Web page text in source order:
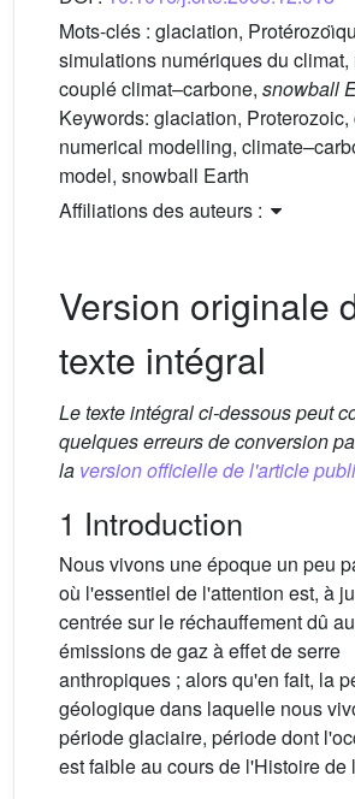
Mots-clés : glaciation,
simulations numériques du
couplé climat–carbone, snowball
Keywords: glaciation, Proterozoic,
numerical modelling,
model, snowball Earth
Affiliations des auteurs :
Version originale
texte intégral
Le texte intégral ci-dessous peut
quelques erreurs de conversion
la version officielle de l'article
1 Introduction
Nous vivons une époque un peu
où l'essentiel de l'attention est, à
centrée sur le réchauffement dû
émissions de gaz à effet de serre
anthropiques ; alors qu'en fait, la
géologique dans laquelle nous
période glaciaire, période dont
est faible au cours de l'Histoire de